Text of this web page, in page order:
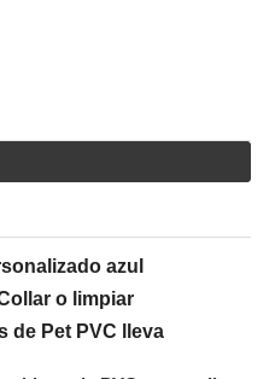
azul
o limpiar
de Pet PVC lleva